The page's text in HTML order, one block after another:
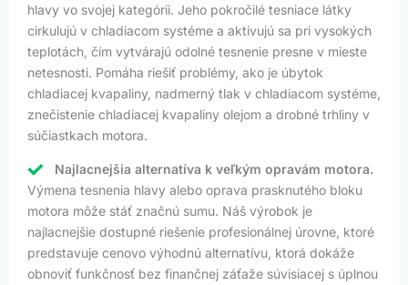
hlavy vo svojej kategórii. Jeho pokročilé tesniace látky
cirkulujú v chladiacom systéme a aktivujú sa pri vysokých
teplotách, čím vytvárajú odolné tesnenie presne v mieste
netesnosti. Pomáha riešiť problémy, ako je úbytok
chladiacej kvapaliny, nadmerný tlak v chladiacom systéme,
znečistenie chladiacej kvapaliny olejom a drobné trhliny v
súčiastkach motora.
Najlacnejšia alternatíva k veľkým opravám motora.
Výmena tesnenia hlavy alebo oprava prasknutého bloku
motora môže stáť značnú sumu. Náš výrobok je
najlacnejšie dostupné riešenie profesionálnej úrovne, ktoré
predstavuje cenovo výhodnú alternatívu, ktorá dokáže
obnoviť funkčnosť bez finančnej záťaže súvisiacej s úplnou